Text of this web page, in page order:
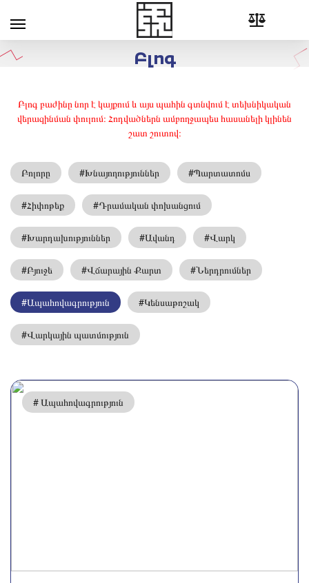
Բլոգ
Բլոգ բաժինը նոր է կայքում և այս պահին գտնվում է տեխնիկական
վերազինման փուլում։ Հոդվածներն ամբողջապես հասանելի կլինեն
շատ շուտով։
Բոլորը #Խնայողություններ #Պարտատոմս
#Հիփոթեք #Դրամական փոխանցում
#Խարդախություններ #Ավանդ #Վարկ
#Բյուջե #Վճարային Քարտ #Ներդրումներ
#Ապահովագրություն #Կենսաթոշակ
#Վարկային պատմություն
# Ապահովագրություն